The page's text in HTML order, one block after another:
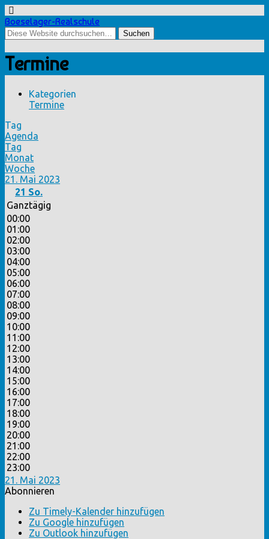
Boeselager-Realschule
Termine
Kategorien
Termine
Tag
Agenda
Tag
Monat
Woche
21. Mai 2023
21 So.
Ganztägig
00:00
01:00
02:00
03:00
04:00
05:00
06:00
07:00
08:00
09:00
10:00
11:00
12:00
13:00
14:00
15:00
16:00
17:00
18:00
19:00
20:00
21:00
22:00
23:00
21. Mai 2023
Abonnieren
Zu Timely-Kalender hinzufügen
Zu Google hinzufügen
Zu Outlook hinzufügen